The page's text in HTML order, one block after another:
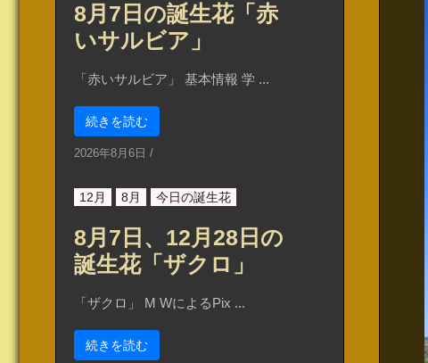
8月7日の誕生花「赤
いサルビア」
「赤いサルビア」 基本情報 学 ...
続きを読む
2026年8月6日 /
12月 8月 今日の誕生花
8月7日、12月28日の
誕生花「ザクロ」
「ザクロ」 M WによるPix ...
続きを読む